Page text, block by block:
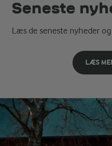
Seneste
Læs de seneste nyheder
LÆS